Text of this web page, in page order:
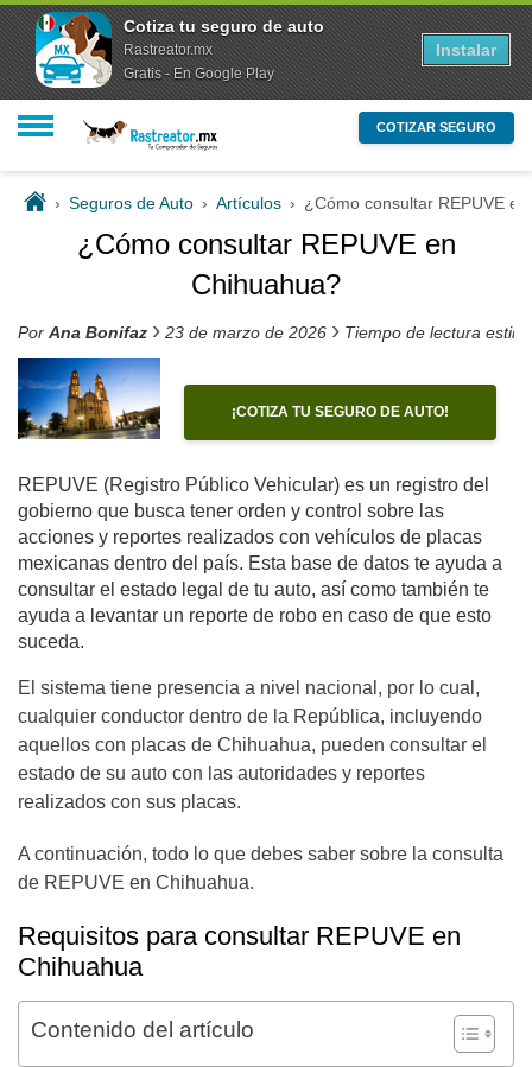
COTIZAR SEGURO
› Seguros de Auto › Artículos › ¿Cómo consultar REPUVE
¿Cómo consultar REPUVE en
Chihuahua?
Por Ana Bonifaz › 23 de marzo de 2026 › Tiempo de lectura
¡COTIZA TU SEGURO DE AUTO!
REPUVE (Registro Público Vehicular) es un registro del
gobierno que busca tener orden y control sobre las
acciones y reportes realizados con vehículos de placas
mexicanas dentro del país. Esta base de datos te ayuda a
consultar el estado legal de tu auto, así como también te
ayuda a levantar un reporte de robo en caso de que esto
suceda.
El sistema tiene presencia a nivel nacional, por lo cual,
cualquier conductor dentro de la República, incluyendo
aquellos con placas de Chihuahua, pueden consultar el
estado de su auto con las autoridades y reportes
realizados con sus placas.
A continuación, todo lo que debes saber sobre la consulta
de REPUVE en Chihuahua.
Requisitos para consultar REPUVE en
Chihuahua
Contenido del artículo
Cotiza tu seguro de auto
Rastreator.mx
Gratis - En Google Play
Instalar